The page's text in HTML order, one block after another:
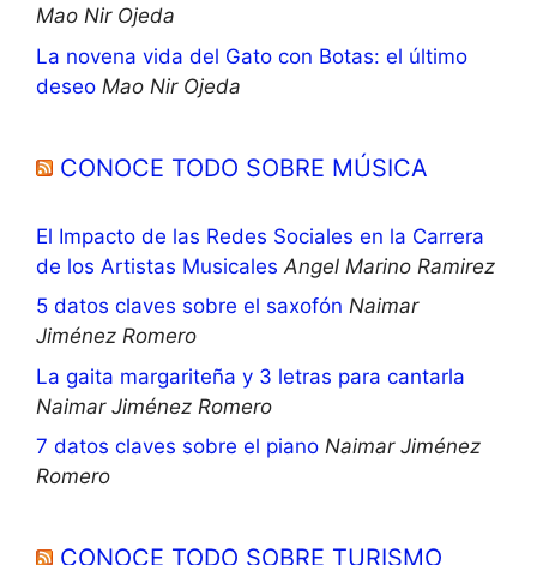
Mao Nir Ojeda
La novena vida del Gato con Botas: el último
deseo Mao Nir Ojeda
CONOCE TODO SOBRE MÚSICA
El Impacto de las Redes Sociales en la Carrera
de los Artistas Musicales Angel Marino Ramirez
5 datos claves sobre el saxofón Naimar
Jiménez Romero
La gaita margariteña y 3 letras para cantarla
Naimar Jiménez Romero
7 datos claves sobre el piano Naimar Jiménez
Romero
CONOCE TODO SOBRE TURISMO